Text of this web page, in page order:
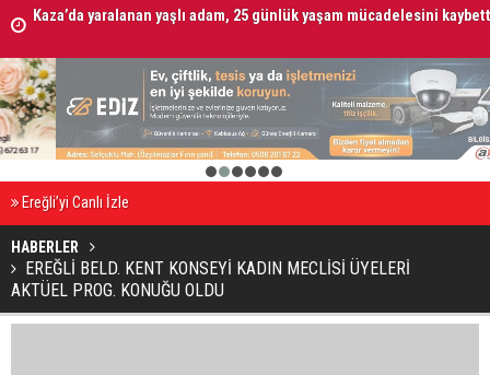
Alacak verecek kavgasında 2 kişi öldürüldü
2 3 4 5 6
Ereğli’yi Canlı İzle
HABERLER
EREĞLİ BELD. KENT KONSEYİ KADIN MECLİSİ ÜYELERİ
AKTÜEL PROG. KONUĞU OLDU